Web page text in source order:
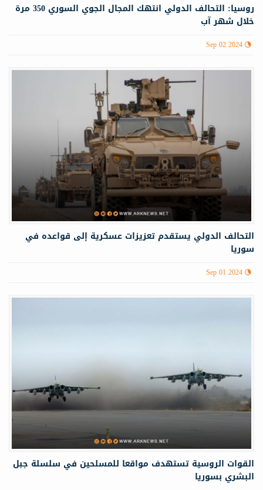
روسيا: التحالف الدولي انتهك المجال الجوي السوري 350 مرة
خلال شهر آب
Sep 02 2024
التحالف الدولي يستقدم تعزيزات عسكرية إلى قواعده في
سوريا
Sep 01 2024
القوات الروسية تستهدف مواقعا للمسلحين في سلسلة جبل
البشري بسوريا